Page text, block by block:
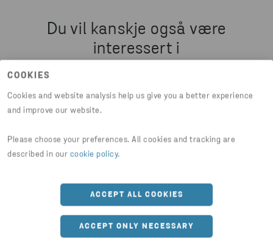
COOKIES
Cookies and website analysis help us give you a better experience
and improve our website.
Please choose your preferences. All cookies and tracking are
described in our cookie policy.
ACCEPT ALL COOKIES
ACCEPT ONLY NECESSARY
Du vil kanskje også være
interessert i